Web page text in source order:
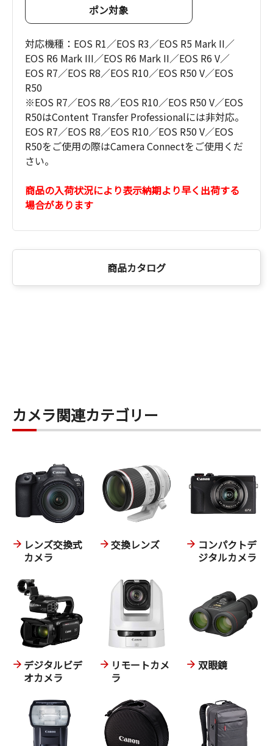
ポン対象
対応機種：EOS R1／EOS R3／EOS R5 Mark II／
EOS R6 Mark III／EOS R6 Mark II／EOS R6 V／
EOS R7／EOS R8／EOS R10／EOS R50 V／EOS
R50
※EOS R7／EOS R8／EOS R10／EOS R50 V／EOS
R50はContent Transfer Professionalには非対応。
EOS R7／EOS R8／EOS R10／EOS R50 V／EOS
R50をご使用の際はCamera Connectをご使用くだ
さい。
商品の入荷状況により表示納期より早く出荷する
場合があります
商品カタログ
カメラ関連カテゴリー
レンズ交換式
カメラ
交換レンズ
コンパクトデ
ジタルカメラ
デジタルビデ
オカメラ
リモートカメ
ラ
双眼鏡